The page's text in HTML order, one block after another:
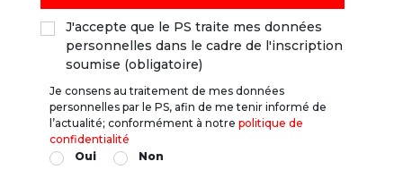
J'accepte que le PS traite mes données
personnelles dans le cadre de l'inscription
soumise (obligatoire)
Je consens au traitement de mes données
personnelles par le PS, afin de me tenir informé de
l’actualité; conformément à notre politique de
confidentialité
Oui
Non